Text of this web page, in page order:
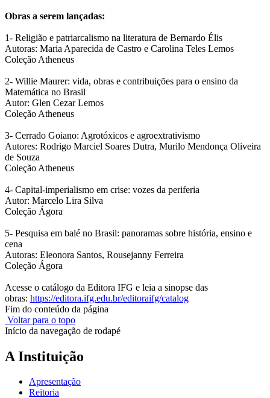
Obras a serem lançadas:
1- Religião e patriarcalismo na literatura de Bernardo Élis
Autoras: Maria Aparecida de Castro e Carolina Teles Lemos
Coleção Atheneus
2- Willie Maurer: vida, obras e contribuições para o ensino da
Matemática no Brasil
Autor: Glen Cezar Lemos
Coleção Atheneus
3- Cerrado Goiano: Agrotóxicos e agroextrativismo
Autores: Rodrigo Marciel Soares Dutra, Murilo Mendonça Oliveira
de Souza
Coleção Atheneus
4- Capital-imperialismo em crise: vozes da periferia
Autor: Marcelo Lira Silva
Coleção Ágora
5- Pesquisa em balé no Brasil: panoramas sobre história, ensino e
cena
Autoras: Eleonora Santos, Rousejanny Ferreira
Coleção Ágora
Acesse o catálogo da Editora IFG e leia a sinopse das
obras: https://editora.ifg.edu.br/editoraifg/catalog
Fim do conteúdo da página
Voltar para o topo
Início da navegação de rodapé
A Instituição
Apresentação
Reitoria